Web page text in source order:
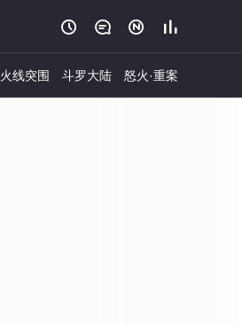
   
火线突围 斗罗大陆 怒火·重案